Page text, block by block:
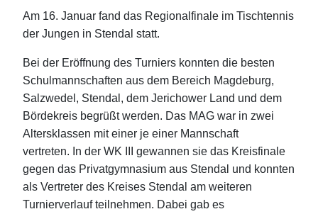
Am 16. Januar fand das Regionalfinale im Tischtennis
der Jungen in Stendal statt.
Bei der Eröffnung des Turniers konnten die besten
Schulmannschaften aus dem Bereich Magdeburg,
Salzwedel, Stendal, dem Jerichower Land und dem
Bördekreis begrüßt werden. Das MAG war in zwei
Altersklassen mit einer je einer Mannschaft
vertreten. In der WK III gewannen sie das Kreisfinale
gegen das Privatgymnasium aus Stendal und konnten
als Vertreter des Kreises Stendal am weiteren
Turnierverlauf teilnehmen. Dabei gab es